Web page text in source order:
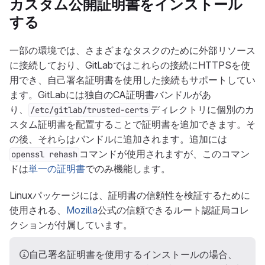
カスタム公開証明書をインストール
する
一部の環境では、さまざまなタスクのために外部リソース
に接続しており、GitLabではこれらの接続にHTTPSを使
用でき、自己署名証明書を使用した接続もサポートしてい
ます。GitLabには独自のCA証明書バンドルがあ
り、
/etc/gitlab/trusted-certs ディレクトリに個別のカ
スタム証明書を配置することで証明書を追加できます。そ
の後、それらはバンドルに追加されます。追加には
openssl rehash コマンドが使用されますが、このコマン
ドは単一の証明書でのみ機能します。
Linuxパッケージには、証明書の信頼性を検証するために
使用される、 Mozilla公式の信頼できるルート認証局コレ
クションが付属しています。
自己署名証明書を使用するインストールの場合、